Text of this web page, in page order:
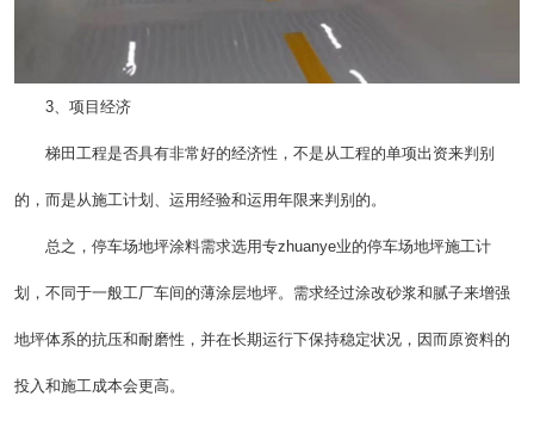
3、项目经济
梯田工程是否具有非常好的经济性，不是从工程的单项出资来判别
的，而是从施工计划、运用经验和运用年限来判别的。
总之，停车场地坪涂料需求选用专zhuanye业的停车场地坪施工计
划，不同于一般工厂车间的薄涂层地坪。需求经过涂改砂浆和腻子来增强
地坪体系的抗压和耐磨性，并在长期运行下保持稳定状况，因而原资料的
投入和施工成本会更高。